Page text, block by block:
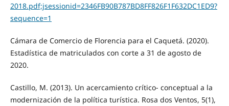
2018.pdf;jsessionid=2346FB90B787BD8FF826F1F632DC1ED9?
sequence=1
Cámara de Comercio de Florencia para el Caquetá. (2020).
Estadística de matriculados con corte a 31 de agosto de
2020.
Castillo, M. (2013). Un acercamiento crítico- conceptual a la
modernización de la política turística. Rosa dos Ventos, 5(1),